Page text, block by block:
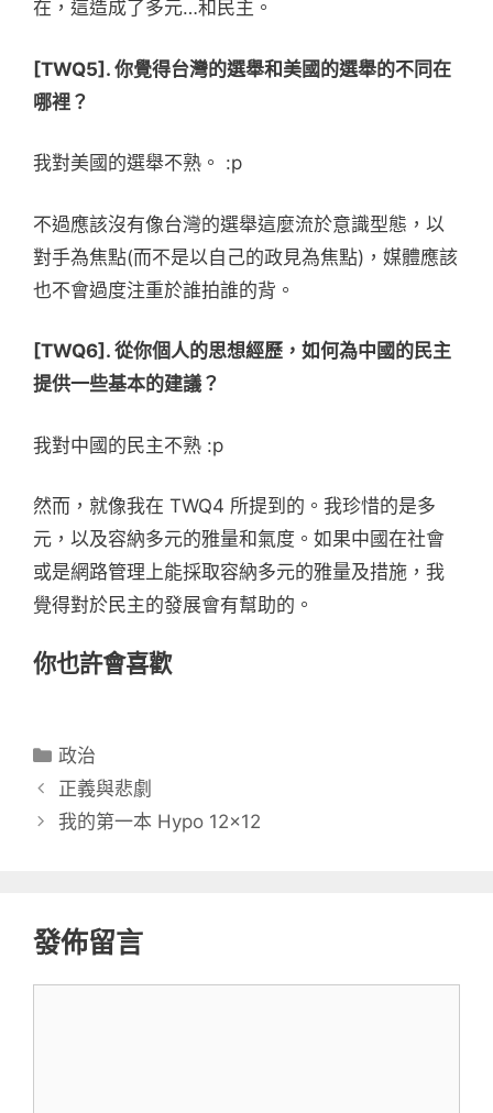
在，這造成了多元…和民主。
[TWQ5]. 你覺得台灣的選舉和美國的選舉的不同在
哪裡？
我對美國的選舉不熟。 :p
不過應該沒有像台灣的選舉這麼流於意識型態，以
對手為焦點(而不是以自己的政見為焦點)，媒體應該
也不會過度注重於誰拍誰的背。
[TWQ6]. 從你個人的思想經歷，如何為中國的民主
提供一些基本的建議？
我對中國的民主不熟 :p
然而，就像我在 TWQ4 所提到的。我珍惜的是多
元，以及容納多元的雅量和氣度。如果中國在社會
或是網路管理上能採取容納多元的雅量及措施，我
覺得對於民主的發展會有幫助的。
你也許會喜歡
分
類
政治
正義與悲劇
我的第一本 Hypo 12×12
發佈留言